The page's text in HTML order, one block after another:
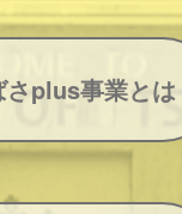
plus事業とは